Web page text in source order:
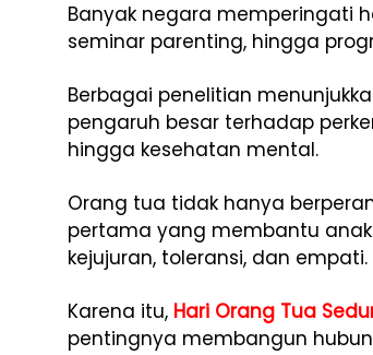
Banyak negara memperingati
seminar parenting, hingga
Berbagai penelitian
pengaruh besar terhadap
hingga kesehatan mental.
Orang tua tidak hanya
pertama yang membantu
kejujuran, toleransi, dan empati.
Karena itu, Hari Orang Tua
pentingnya membangun